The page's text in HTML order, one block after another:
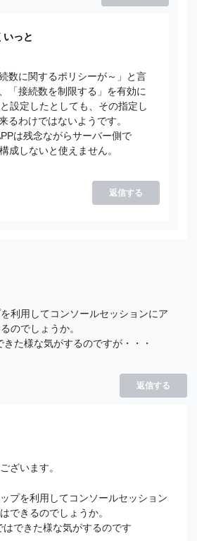
いっと
数に関するポリシーが～」と言
「接続数を制限する」を有効に
設定したとしても、その指定し
るわけではないようです。
は残念ながらサーバー側で
成しないと使えません。
返信する
利用してコンソールセッションにア
のでしょうか。
た様な気がするのですが・・・
返信する
ざいます。
プを利用してコンソールセッション
できるのでしょうか。
はできた様な気がするのです